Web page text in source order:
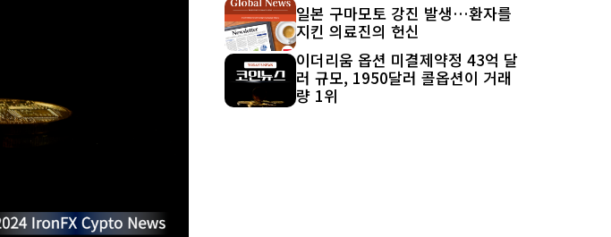
일본 구마모토 강진 발생…환자를
지킨 의료진의 헌신
이더리움 옵션 미결제약정 43억 달
러 규모, 1950달러 콜옵션이 거래
량 1위